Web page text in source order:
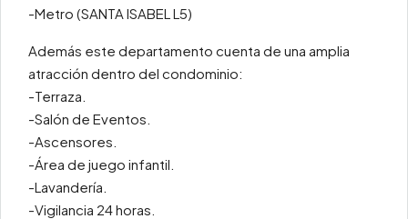
-Metro (SANTA ISABEL L5)
Además este departamento cuenta de una amplia
atracción dentro del condominio:
-Terraza.
-Salón de Eventos.
-Ascensores.
-Área de juego infantil.
-Lavandería.
-Vigilancia 24 horas.